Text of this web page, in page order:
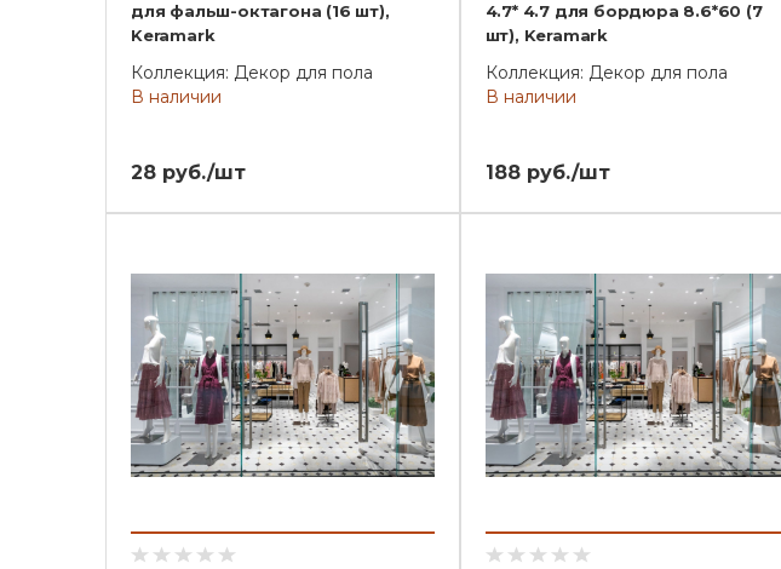
для фальш-октагона (16 шт),
Keramark
Коллекция: Декор для пола
В наличии
28 руб./шт
4.7* 4.7 для бордюра 8.6*60 (7
шт), Keramark
Коллекция: Декор для пола
В наличии
188 руб./шт